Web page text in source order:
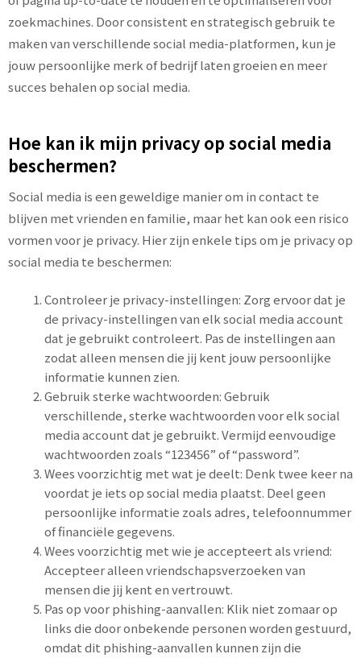
zoekmachines. Door consistent en strategisch gebruik te
maken van verschillende social media-platformen, kun je
jouw persoonlijke merk of bedrijf laten groeien en meer
succes behalen op social media.
Hoe kan ik mijn privacy op social media
beschermen?
Social media is een geweldige manier om in contact te
blijven met vrienden en familie, maar het kan ook een risico
vormen voor je privacy. Hier zijn enkele tips om je privacy op
social media te beschermen:
Controleer je privacy-instellingen: Zorg ervoor dat je
de privacy-instellingen van elk social media account
dat je gebruikt controleert. Pas de instellingen aan
zodat alleen mensen die jij kent jouw persoonlijke
informatie kunnen zien.
Gebruik sterke wachtwoorden: Gebruik
verschillende, sterke wachtwoorden voor elk social
media account dat je gebruikt. Vermijd eenvoudige
wachtwoorden zoals “123456” of “password”.
Wees voorzichtig met wat je deelt: Denk twee keer na
voordat je iets op social media plaatst. Deel geen
persoonlijke informatie zoals adres, telefoonnummer
of financiële gegevens.
Wees voorzichtig met wie je accepteert als vriend:
Accepteer alleen vriendschapsverzoeken van
mensen die jij kent en vertrouwt.
Pas op voor phishing-aanvallen: Klik niet zomaar op
links die door onbekende personen worden gestuurd,
omdat dit phishing-aanvallen kunnen zijn die